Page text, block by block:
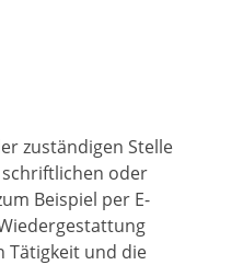
zuständigen Stelle
oder
Beispiel per E-
Tätigkeit und die